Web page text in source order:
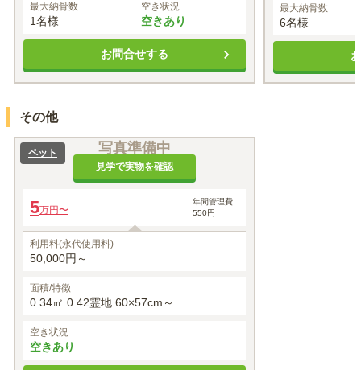
最大納骨数
1名様
空き状況
空きあり
お問合せする
最大納骨数
6名様
その他
写真準備中
見学で実物を確認
ペット
5万円〜
年間管理費
550円
利用料(永代使用料)
50,000円～
面積/特徴
0.34㎡ 0.42霊地 60×57cm～
空き状況
空きあり